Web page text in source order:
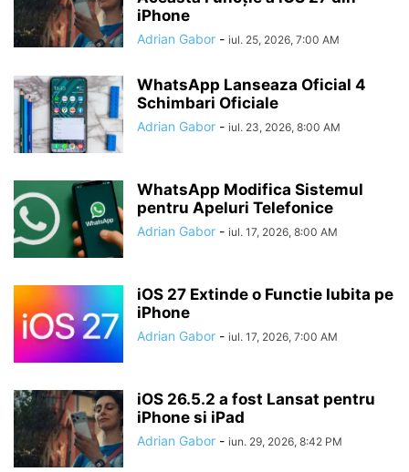
iPhone
Adrian Gabor - iul. 25, 2026, 7:00 AM
WhatsApp Lanseaza Oficial 4
Schimbari Oficiale
Adrian Gabor - iul. 23, 2026, 8:00 AM
WhatsApp Modifica Sistemul
pentru Apeluri Telefonice
Adrian Gabor - iul. 17, 2026, 8:00 AM
iOS 27 Extinde o Functie Iubita pe
iPhone
Adrian Gabor - iul. 17, 2026, 7:00 AM
iOS 26.5.2 a fost Lansat pentru
iPhone si iPad
Adrian Gabor - iun. 29, 2026, 8:42 PM